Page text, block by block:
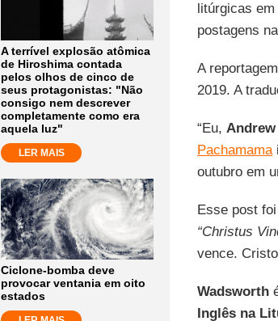
A terrível explosão atômica
de Hiroshima contada
pelos olhos de cinco de
seus protagonistas: "Não
consigo nem descrever
completamente como era
aquela luz"
LER MAIS
Ciclone-bomba deve
provocar ventania em oito
estados
litúrgicas
postagens
A
2019. A
“Eu,
Pachamama
outubro em
Esse post
“Christus
vence.
Wadsworth
Inglês na